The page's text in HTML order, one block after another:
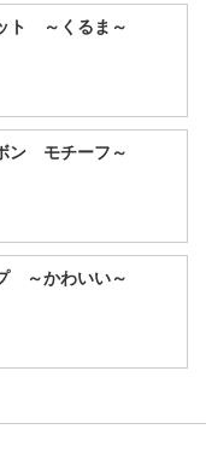
ト ～くるま～
ン モチーフ～
～かわいい～